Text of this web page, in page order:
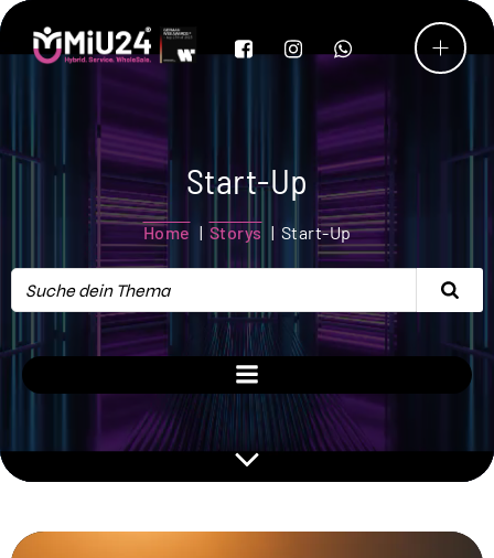
Start-Up
Home Storys Start-Up